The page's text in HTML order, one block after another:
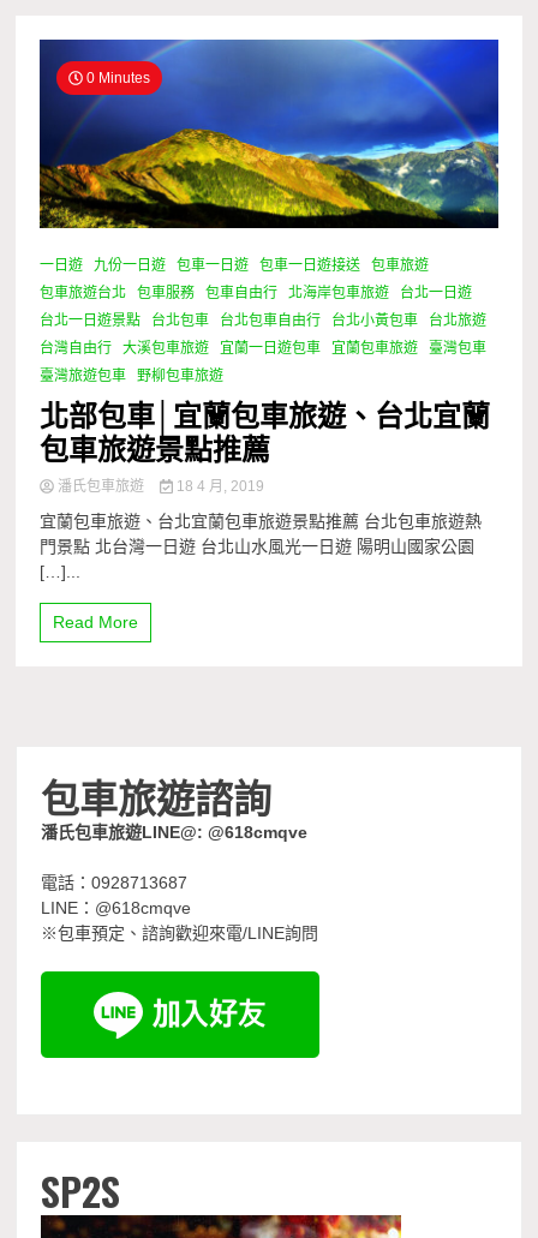
0 Minutes
一日遊 九份一日遊 包車一日遊 包車一日遊接送
包車旅遊
包車旅遊台北
包車服務 包車自由行 北海岸包車旅遊
台北一日遊
台北一日遊景點
台北包車 台北包車自由行 台北小黃包車
台北旅遊
台灣自由行
大溪包車旅遊 宜蘭一日遊包車 宜蘭包車旅遊
臺灣包車
臺灣旅遊包車
野柳包車旅遊
北部包車│宜蘭包車旅遊、台北宜蘭
包車旅遊景點推薦
潘氏包車旅遊 18 4 月, 2019
宜蘭包車旅遊、台北宜蘭包車旅遊景點推薦 台北包車旅遊熱
門景點 北台灣一日遊 台北山水風光一日遊 陽明山國家公園
[…]...
Read More
包車旅遊諮詢
潘氏包車旅遊LINE@: @618cmqve
電話：0928713687
LINE：@618cmqve
※包車預定、諮詢歡迎來電/LINE詢問
SP2S